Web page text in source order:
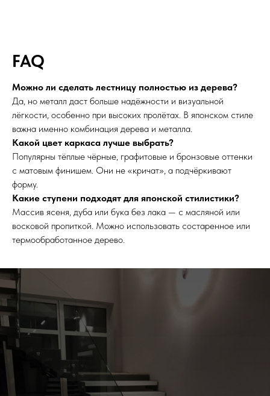
FAQ
Можно ли сделать лестницу полностью из дерева?
Да, но металл даст больше надёжности и визуальной
лёгкости, особенно при высоких пролётах. В японском стиле
важна именно комбинация дерева и металла.
Какой цвет каркаса лучше выбрать?
Популярны тёплые чёрные, графитовые и бронзовые оттенки
с матовым финишем. Они не «кричат», а подчёркивают
форму.
Какие ступени подходят для японской стилистики?
Массив ясеня, дуба или бука без лака — с масляной или
восковой пропиткой. Можно использовать состаренное или
термообработанное дерево.